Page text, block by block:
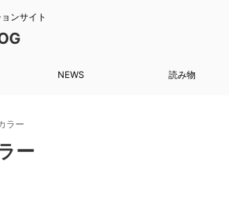
ンサイト
NEWS 読み物
ラー
ー